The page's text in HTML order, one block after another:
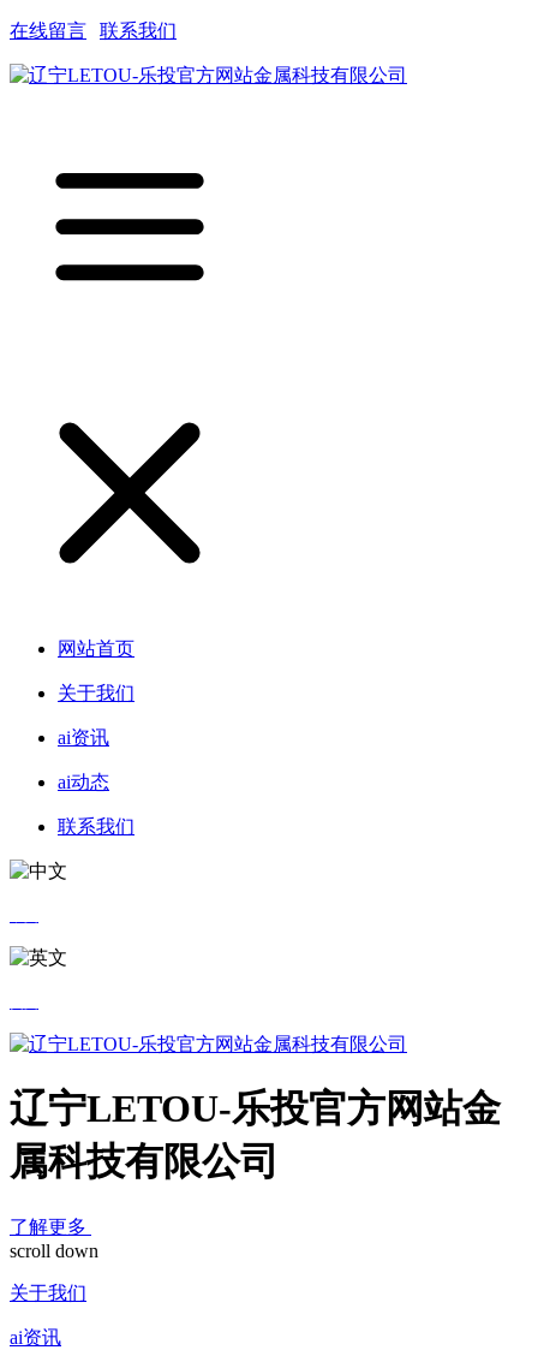
在线留言 联系我们
网站首页
关于我们
ai资讯
ai动态
联系我们
辽宁LETOU-乐投官方网站金
属科技有限公司
了解更多
scroll down
关于我们
ai资讯